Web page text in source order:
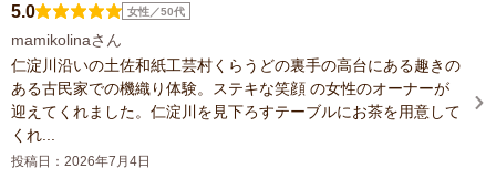
5.0 女性／50代
mamikolinaさん
仁淀川沿いの土佐和紙工芸村くらうどの裏手の高台にある趣きの
ある古民家での機織り体験。ステキな笑顔 の女性のオーナーが
迎えてくれました。仁淀川を見下ろすテーブルにお茶を用意して
くれ...
投稿日：2026年7月4日